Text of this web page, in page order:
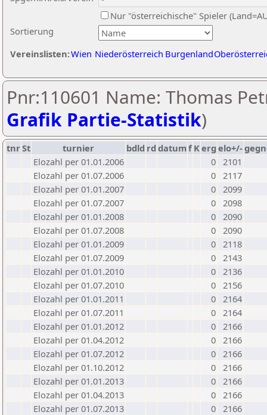
Sortierung
Nur "österreichische" Spieler
Vereinslisten:Wien Niederösterreich Burgenland
Pnr:110601 Name: Thomas
Grafik Partie-Statistik)
tnrSt turnier bdld rd datumf Kerg elo+/-
Elozahl per 01.01.2006
0 2101
Elozahl per 01.07.2006
0 2117
Elozahl per 01.01.2007
0 2099
Elozahl per 01.07.2007
0 2098
Elozahl per 01.01.2008
0 2090
Elozahl per 01.07.2008
0 2090
Elozahl per 01.01.2009
0 2118
Elozahl per 01.07.2009
0 2143
Elozahl per 01.01.2010
0 2136
Elozahl per 01.07.2010
0 2156
Elozahl per 01.01.2011
0 2164
Elozahl per 01.07.2011
0 2164
Elozahl per 01.01.2012
0 2166
Elozahl per 01.04.2012
0 2166
Elozahl per 01.07.2012
0 2166
Elozahl per 01.10.2012
0 2166
Elozahl per 01.01.2013
0 2166
Elozahl per 01.04.2013
0 2166
Elozahl per 01.07.2013
0 2166